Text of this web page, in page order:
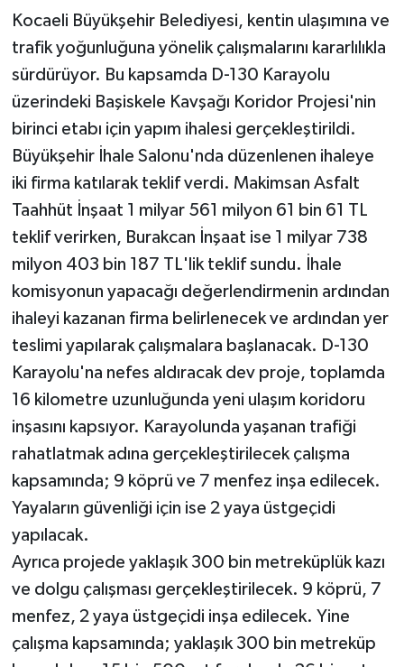
Kocaeli Büyükşehir Belediyesi, kentin ulaşımına ve
trafik yoğunluğuna yönelik çalışmalarını kararlılıkla
sürdürüyor. Bu kapsamda D-130 Karayolu
üzerindeki Başiskele Kavşağı Koridor Projesi'nin
birinci etabı için yapım ihalesi gerçekleştirildi.
Büyükşehir İhale Salonu'nda düzenlenen ihaleye
iki firma katılarak teklif verdi. Makimsan Asfalt
Taahhüt İnşaat 1 milyar 561 milyon 61 bin 61 TL
teklif verirken, Burakcan İnşaat ise 1 milyar 738
milyon 403 bin 187 TL'lik teklif sundu. İhale
komisyonun yapacağı değerlendirmenin ardından
ihaleyi kazanan firma belirlenecek ve ardından yer
teslimi yapılarak çalışmalara başlanacak. D-130
Karayolu'na nefes aldıracak dev proje, toplamda
16 kilometre uzunluğunda yeni ulaşım koridoru
inşasını kapsıyor. Karayolunda yaşanan trafiği
rahatlatmak adına gerçekleştirilecek çalışma
kapsamında; 9 köprü ve 7 menfez inşa edilecek.
Yayaların güvenliği için ise 2 yaya üstgeçidi
yapılacak.
Ayrıca projede yaklaşık 300 bin metreküplük kazı
ve dolgu çalışması gerçekleştirilecek. 9 köprü, 7
menfez, 2 yaya üstgeçidi inşa edilecek. Yine
çalışma kapsamında; yaklaşık 300 bin metreküp
Kilimli
Kültür - Sanat
MAGAZİN
Politika
Resmi İlan
Röportaj
Sağlık
SİYASET
Spor
Yaşam